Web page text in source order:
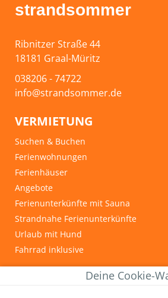
Deine Cookie-
strandsommer
Ribnitzer Straße 44
18181 Graal-Müritz
038206 - 74722
info@strandsommer.de
VERMIETUNG
Suchen & Buchen
Ferienwohnungen
Ferienhäuser
Angebote
Ferienunterkünfte mit Sauna
Strandnahe Ferienunterkünfte
Urlaub mit Hund
Fahrrad inklusive
INFOS & TIPPS